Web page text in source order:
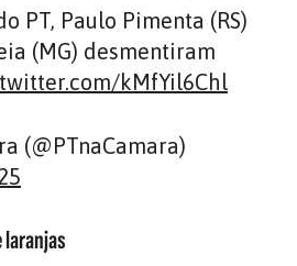
PT, Paulo Pimenta (RS)
(MG) desmentiram
kMfYil6Chl
(@PTnaCamara)